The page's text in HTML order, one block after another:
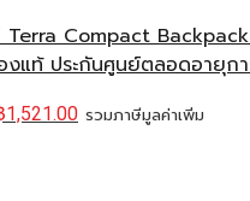
Terra Compact
งแท้ ประกันศูนย์ตลอดอายุกา
1,521.00 รวมภาษีมูลค่าเพิ่ม